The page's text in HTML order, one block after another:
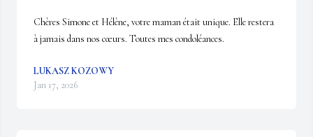
Chères Simone et Hélène, votre maman était unique. Elle restera
à jamais dans nos cœurs. Toutes mes condoléances.
LUKASZ KOZOWY
Jan 17, 2026